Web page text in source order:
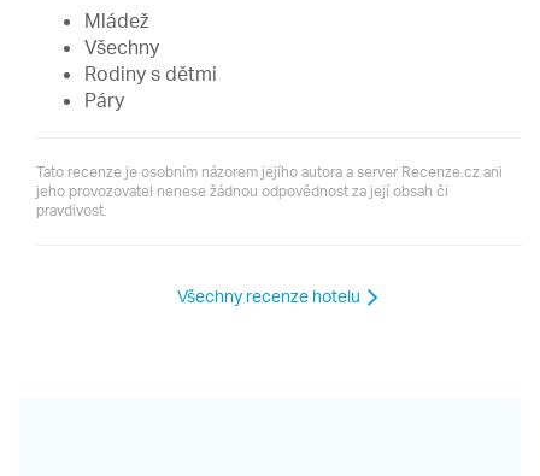
Mládež
Všechny
Rodiny s dětmi
Páry
Tato recenze je osobním názorem jejího autora a server Recenze.cz ani
jeho provozovatel nenese žádnou odpovědnost za její obsah či
pravdivost.
Všechny recenze hotelu